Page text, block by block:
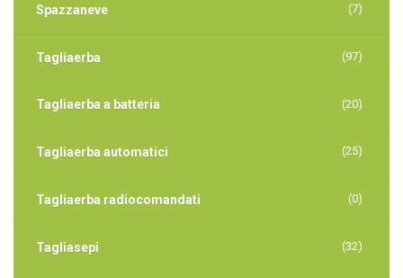
Spazzaneve (7)
Tagliaerba (97)
Tagliaerba a batteria (20)
Tagliaerba automatici (25)
Tagliaerba radiocomandati (0)
Tagliasepi (32)